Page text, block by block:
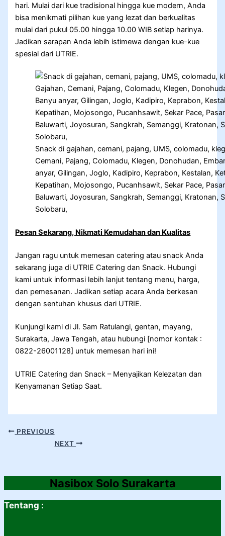
hari. Mulai dari kue tradisional hingga kue modern, Anda
bisa menikmati pilihan kue yang lezat dan berkualitas
mulai dari pukul 05.00 hingga 10.00 WIB setiap harinya.
Jadikan sarapan Anda lebih istimewa dengan kue-kue
spesial dari UTRIE.
Snack di gajahan, cemani, pajang, UMS, colomadu,
Cemani, Pajang, Colomadu, Klegen, Donohudan,
anyar, Gilingan, Joglo, Kadipiro, Keprabon, Kestalan,
Kepatihan, Mojosongo, Pucanhsawit, Sekar Pace,
Baluwarti, Joyosuran, Sangkrah, Semanggi, Kratonan,
Solobaru,
Pesan Sekarang, Nikmati Kemudahan dan Kualitas
Jangan ragu untuk memesan catering atau snack Anda
sekarang juga di UTRIE Catering dan Snack. Hubungi
kami untuk informasi lebih lanjut tentang menu, harga,
dan pemesanan. Jadikan setiap acara Anda berkesan
dengan sentuhan khusus dari UTRIE.
Kunjungi kami di Jl. Sam Ratulangi, gentan, mayang,
Surakarta, Jawa Tengah, atau hubungi [nomor kontak :
0822-26001128] untuk memesan hari ini!
UTRIE Catering dan Snack – Menyajikan Kelezatan dan
Kenyamanan Setiap Saat.
PREVIOUS
NEXT
Nasibox Solo Surakarta
Tentang :